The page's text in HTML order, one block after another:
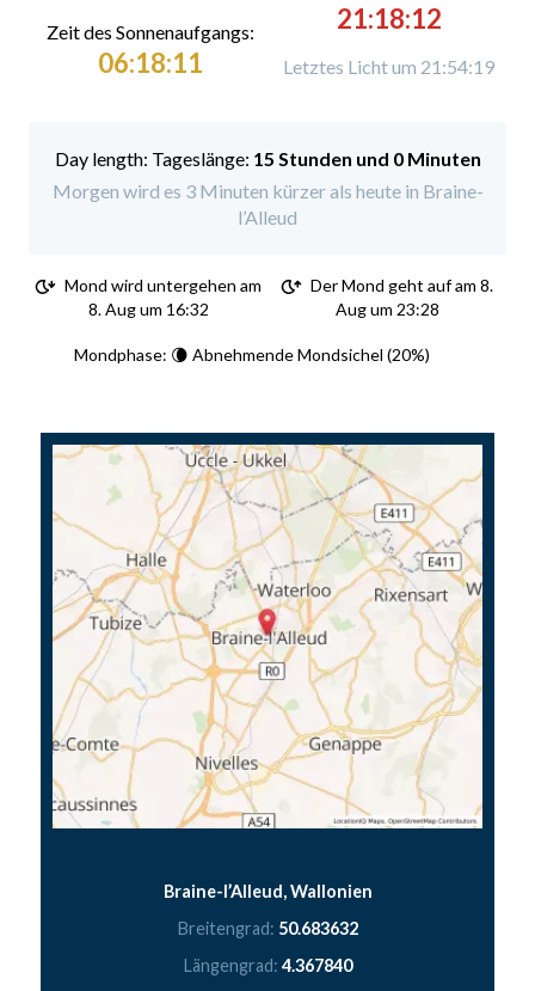
Zeit des Sonnenaufgangs:
06:18:11
21:18:12
Letztes Licht um 21:54:19
Tageslänge: 15 Stunden und 0 Minuten
Morgen wird es 3 Minuten kürzer als heute in Braine-
l’Alleud
Mond wird untergehen am
8. Aug um 16:32
Der Mond geht auf am 8.
Aug um 23:28
Mondphase: 🌘 Abnehmende Mondsichel (20%)
Braine-l’Alleud, Wallonien
Breitengrad: 50.683632
Längengrad: 4.367840